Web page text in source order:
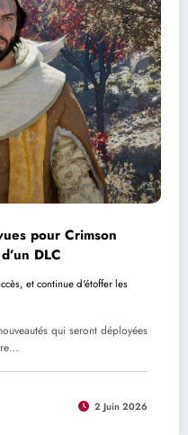
pour Crimson
DLC
et continue d'étoffer les
qui seront déployées
2 Juin 2026